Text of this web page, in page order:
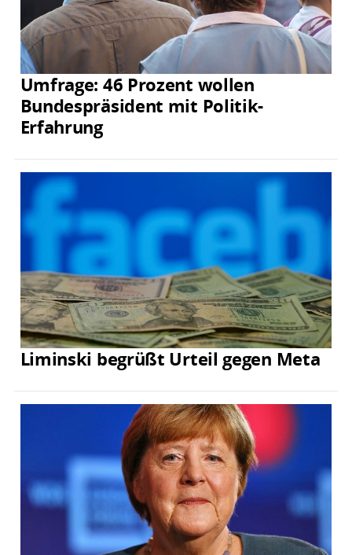
Umfrage: 46 Prozent wollen
Bundespräsident mit Politik-
Erfahrung
Liminski begrüßt Urteil gegen Meta